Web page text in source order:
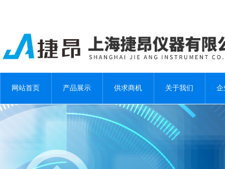
网站首页 产品展示 供求商机 关于我们 企